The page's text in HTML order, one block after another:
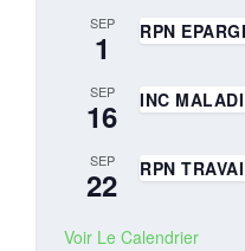
SEP
1 RPN
SEP
16 INC
SEP
22 RPN
Voir Le Calendrier